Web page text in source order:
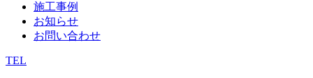
施工事例
お知らせ
お問い合わせ
TEL